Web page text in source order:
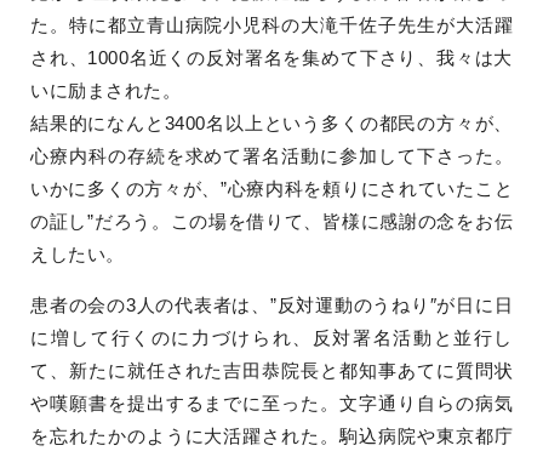
た。特に都立青山病院小児科の大滝千佐子先生が大活躍
され、1000名近くの反対署名を集めて下さり、我々は大
いに励まされた。
結果的になんと3400名以上という多くの都民の方々が、
心療内科の存続を求めて署名活動に参加して下さった。
いかに多くの方々が、”心療内科を頼りにされていたこと
の証し”だろう。この場を借りて、皆様に感謝の念をお伝
えしたい。
患者の会の3人の代表者は、”反対運動のうねり″が日に日
に増して行くのに力づけられ、反対署名活動と並行し
て、新たに就任された吉田恭院長と都知事あてに質問状
や嘆願書を提出するまでに至った。文字通り自らの病気
を忘れたかのように大活躍された。駒込病院や東京都庁